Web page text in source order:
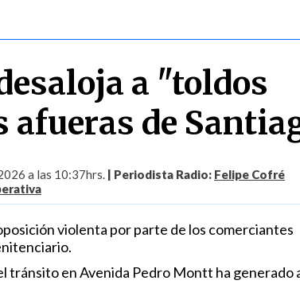
a "toldos
afueras de
a las 10:37hrs. | Periodista Radio: Felipe Cofré
violenta por parte de los comerciantes
tránsito en Avenida Pedro Montt ha generado